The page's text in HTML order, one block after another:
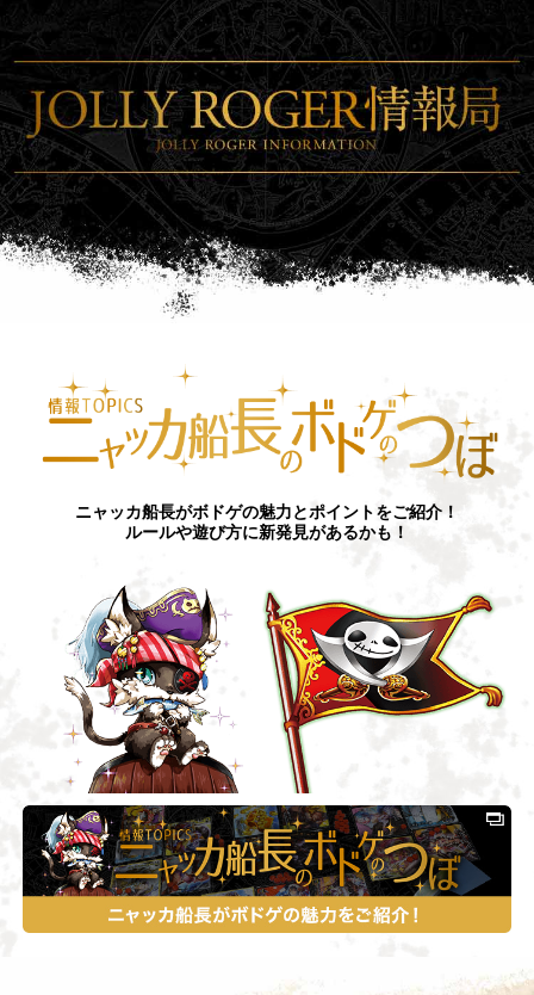
ニャッカ船長がボドゲの魅力とポイントをご紹介！
ルールや遊び方に新発見があるかも！